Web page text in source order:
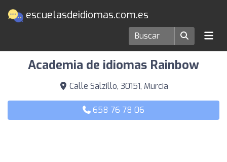
escuelasdeidiomas.com.es
Escuelas de idiomas en Murcia
Academia de idiomas Rainbow
Calle Salzillo, 30151, Murcia
658 76 78 06